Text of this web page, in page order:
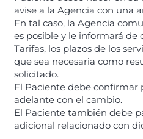
avise a la Agencia con una
En tal caso, la Agencia
es posible y le informará de
Tarifas, los plazos de los
que sea necesaria como
solicitado.
El Paciente debe confirmar
adelante con el cambio.
El Paciente también debe
adicional relacionado con